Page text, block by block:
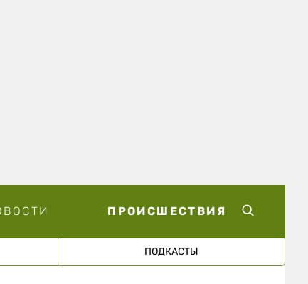
ПРОИСШЕСТВИЯ
ПОДКАСТЫ